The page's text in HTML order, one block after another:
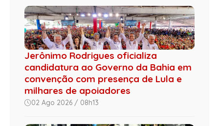
Jerônimo Rodrigues oficializa
candidatura ao Governo da Bahia em
convenção com presença de Lula e
milhares de apoiadores
02 Ago 2026 / 08h13